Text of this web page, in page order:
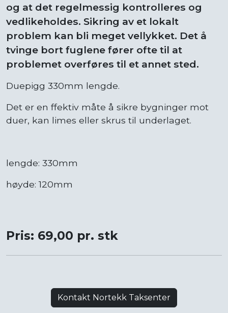
og at det regelmessig kontrolleres og
vedlikeholdes. Sikring av et lokalt
problem kan bli meget vellykket. Det å
tvinge bort fuglene fører ofte til at
problemet overføres til et annet sted.
Duepigg 330mm lengde.
Det er en ffektiv måte å sikre bygninger mot
duer, kan limes eller skrus til underlaget.
lengde: 330mm
høyde: 120mm
Pris: 69,00 pr. stk
Kontakt Nortekk Taksenter